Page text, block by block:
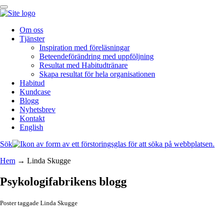
Om oss
Tjänster
Inspiration med föreläsningar
Beteendeförändring med uppföljning
Resultat med Habitudtränare
Skapa resultat för hela organisationen
Habitud
Kundcase
Blogg
Nyhetsbrev
Kontakt
English
Sök
Hem → Linda Skugge
Psykologifabrikens blogg
Poster taggade Linda Skugge